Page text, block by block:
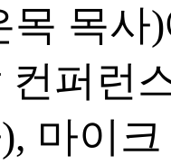
목 목사
컨퍼런
마이